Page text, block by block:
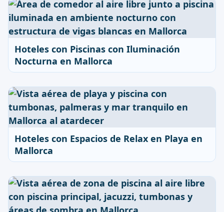
Hoteles con Piscinas con Iluminación
Nocturna en Mallorca
Hoteles con Espacios de Relax en Playa en
Mallorca